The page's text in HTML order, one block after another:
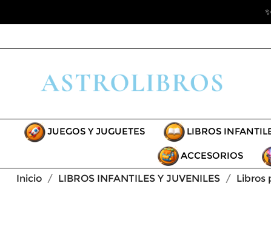
JUEGOS Y JUGUETES LIBROS
ACCESORIOS
Inicio
LIBROS INFANTILES Y JUVENILES Libros